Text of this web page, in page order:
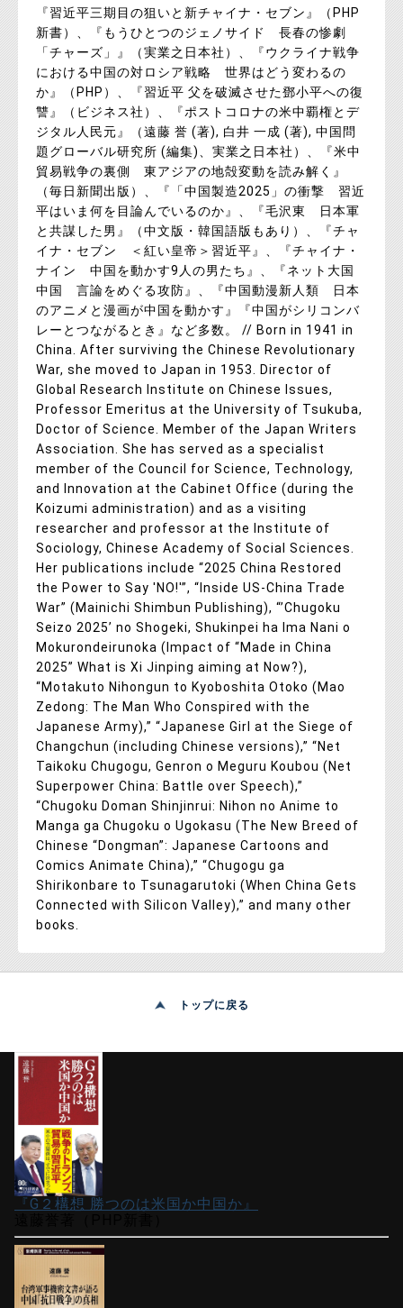
『習近平三期目の狙いと新チャイナ・セブン』（PHP
新書）、『もうひとつのジェノサイド 長春の惨劇
「チャーズ」』（実業之日本社）、『ウクライナ戦争
における中国の対ロシア戦略 世界はどう変わるの
か』（PHP）、『習近平 父を破滅させた鄧小平への復
讐』（ビジネス社）、『ポストコロナの米中覇権とデ
ジタル人民元』（遠藤 誉 (著), 白井 一成 (著), 中国問
題グローバル研究所 (編集)、実業之日本社）、『米中
貿易戦争の裏側 東アジアの地殻変動を読み解く』
（毎日新聞出版）、『「中国製造2025」の衝撃 習近
平はいま何を目論んでいるのか』、『毛沢東 日本軍
と共謀した男』（中文版・韓国語版もあり）、『チャ
イナ・セブン ＜紅い皇帝＞習近平』、『チャイナ・
ナイン 中国を動かす9人の男たち』、『ネット大国
中国 言論をめぐる攻防』、『中国動漫新人類 日本
のアニメと漫画が中国を動かす』『中国がシリコンバ
レーとつながるとき』など多数。 // Born in 1941 in
China. After surviving the Chinese Revolutionary
War, she moved to Japan in 1953. Director of
Global Research Institute on Chinese Issues,
Professor Emeritus at the University of Tsukuba,
Doctor of Science. Member of the Japan Writers
Association. She has served as a specialist
member of the Council for Science, Technology,
and Innovation at the Cabinet Office (during the
Koizumi administration) and as a visiting
researcher and professor at the Institute of
Sociology, Chinese Academy of Social Sciences.
Her publications include “2025 China Restored
the Power to Say 'NO!'”, “Inside US-China Trade
War” (Mainichi Shimbun Publishing), “’Chugoku
Seizo 2025’ no Shogeki, Shukinpei ha Ima Nani o
Mokurondeirunoka (Impact of “Made in China
2025” What is Xi Jinping aiming at Now?),
“Motakuto Nihongun to Kyoboshita Otoko (Mao
Zedong: The Man Who Conspired with the
Japanese Army),” “Japanese Girl at the Siege of
Changchun (including Chinese versions),” “Net
Taikoku Chugogu, Genron o Meguru Koubou (Net
Superpower China: Battle over Speech),”
“Chugoku Doman Shinjinrui: Nihon no Anime to
Manga ga Chugoku o Ugokasu (The New Breed of
Chinese “Dongman”: Japanese Cartoons and
Comics Animate China),” “Chugogu ga
Shirikonbare to Tsunagarutoki (When China Gets
Connected with Silicon Valley),” and many other
books.
トップに戻る
『G２構想 勝つのは米国か中国か』